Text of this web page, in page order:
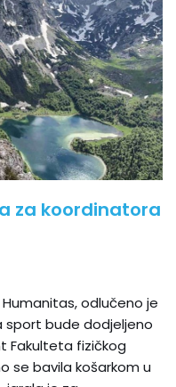
za koordinatora
Humanitas, odlučeno je
bude dodjeljeno
Fakulteta fizičkog
se bavila košarkom u